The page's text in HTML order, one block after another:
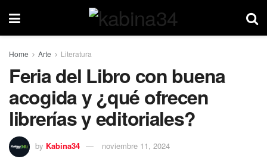
Home Arte Literatura
Feria del Libro con buena
acogida y ¿qué ofrecen
librerías y editoriales?
by Kabina34 noviembre 11, 2024